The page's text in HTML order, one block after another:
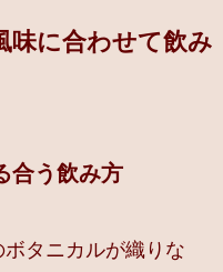
味に合わせて飲み
合う飲み方
タニカルが織りな